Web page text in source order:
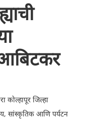
आबिटकर
कोल्हापूर जिल्हा
सांस्कृतिक आणि पर्यटन